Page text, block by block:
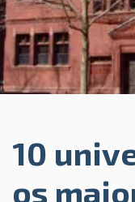
10
os